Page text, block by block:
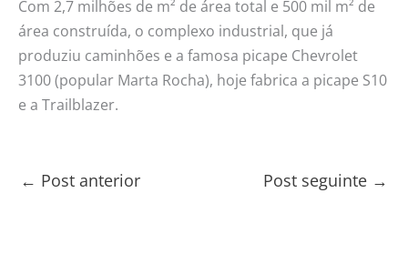
Com 2,7 milhões de m² de área total e 500 mil m² de
área construída, o complexo industrial, que já
produziu caminhões e a famosa picape Chevrolet
3100 (popular Marta Rocha), hoje fabrica a picape S10
e a Trailblazer.
← Post anterior Post seguinte →